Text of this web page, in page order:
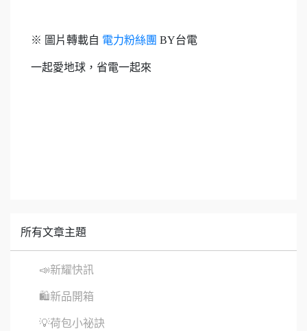
※ 圖片轉載自 電力粉絲團 BY台電
一起愛地球，省電一起來
所有文章主題
📣新耀快訊
🛍新品開箱
💡荷包小祕訣